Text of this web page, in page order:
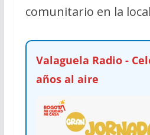
comunitario en la
Valaguela Radio -
años al aire